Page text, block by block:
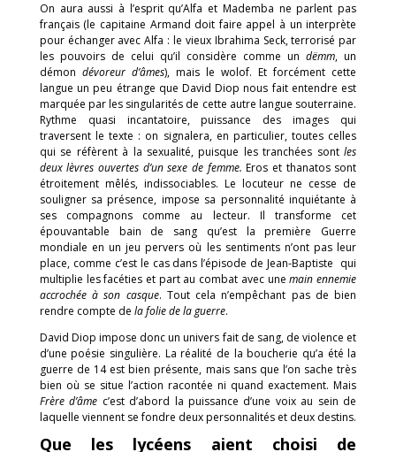
On aura aussi à l’esprit qu’Alfa et Mademba ne parlent pas
français (le capitaine Armand doit faire appel à un interprète
pour échanger avec Alfa : le vieux Ibrahima Seck, terrorisé par
les pouvoirs de celui qu’il considère comme undëmm, un
démon dévoreur d’âmes), mais le wolof. Et forcément cette
langue un peu étrange que David Diop nous fait entendre est
marquée par les singularités de cette autre langue souterraine.
Rythme quasi incantatoire, puissance des images qui
traversent le texte : on signalera, en particulier, toutes celles
qui se réfèrent à la sexualité, puisque les tranchées sontles
deux lèvres ouvertes d’un sexe de femme. Eros et thanatos sont
étroitement mêlés, indissociables. Le locuteur ne cesse de
souligner sa présence, impose sa personnalité inquiétante à
ses compagnons comme au lecteur. Il transforme cet
épouvantable bain de sang qu’est la première Guerre
mondiale en un jeu pervers où les sentiments n’ont pas leur
place, comme c’est le cas dans l’épisode de Jean-Baptiste qui
multiplie les facéties et part au combat avec unemain ennemie
accrochée à son casque. Tout cela n’empêchant pas de bien
rendre compte de la folie de la guerre.
David Diop impose donc un univers fait de sang, de violence et
d’une poésie singulière. La réalité de la boucherie qu’a été la
guerre de 14 est bien présente, mais sans que l’on sache très
bien où se situe l’action racontée ni quand exactement. Mais
Frère d’âme c’est d’abord la puissance d’une voix au sein de
laquelle viennent se fondre deux personnalités et deux destins.
Que les lycéens aient choisi de